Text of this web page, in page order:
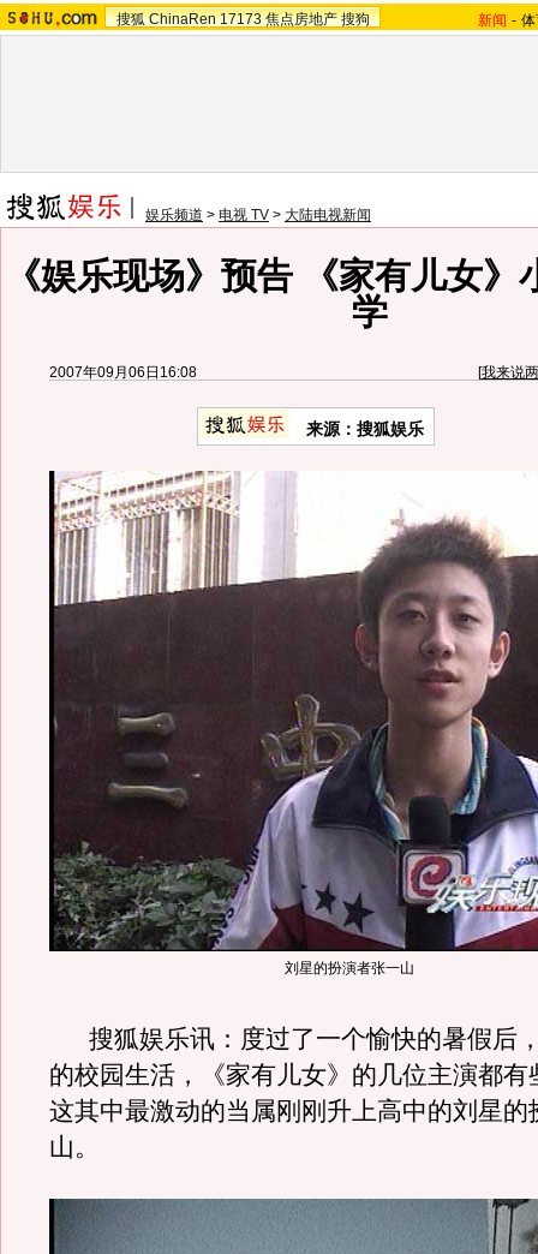
搜狐 ChinaRen 17173 焦点房地产 搜狗 新闻 -
娱乐频道 > 电视 TV > 大陆电视新闻
《娱乐现场》预告 《家有儿女》
学
2007年09月06日16:08 [我来说
来源：搜狐娱乐
刘星的扮演者张一山
搜狐娱乐讯：度过了一个愉快的暑假后
的校园生活，《家有儿女》的几位主演都有
这其中最激动的当属刚刚升上高中的刘星的
山。